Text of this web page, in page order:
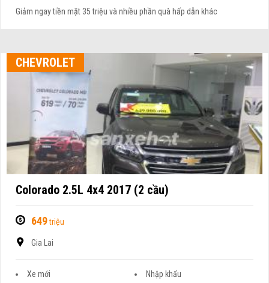
Giảm ngay tiền mặt 35 triệu và nhiều phần quà hấp dẫn khác
CHEVROLET
Colorado 2.5L 4x4 2017 (2 cầu)
649triệu
Gia Lai
Xe mới
Nhập khẩu